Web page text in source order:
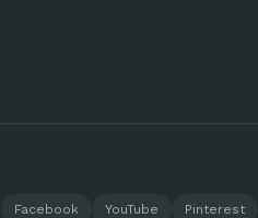
Facebook YouTube Pinterest